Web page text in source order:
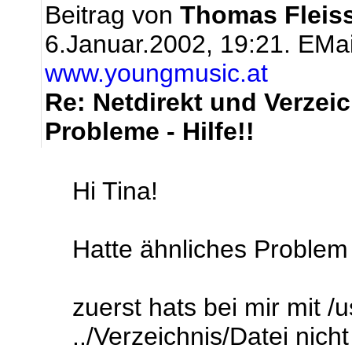
Beitrag von Thomas
6.Januar.2002, 19:21.
www.youngmusic.at
Re: Netdirekt und
Probleme - Hilfe!!
Hi Tina!
Hatte ähnliches Problem
zuerst hats bei mir mit /
../Verzeichnis/Datei